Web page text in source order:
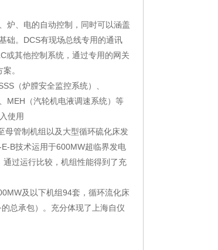
炉、电的自动控制，同时可以涵盖
础。DCS有现场总线专用的通讯
或其他控制系统，通过专用的网关
。
（炉膛安全监控系统）、
MEH（汽轮机电液调速系统）等
使用
母管制机组以及大型循环硫化床发
B技术运用于600MW超临界发电
过运行比较，机组性能得到了充
及以下机组94套，循环流化床
总承包）。充分体现了上海自仪